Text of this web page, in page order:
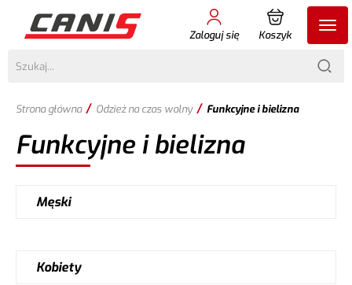
Zaloguj się Koszyk
Strona główna / Odzież na czas wolny / Funkcyjne i bielizna
Funkcyjne i bielizna
Męski
Kobiety